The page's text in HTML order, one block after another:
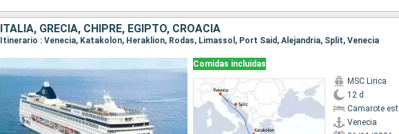
ITALIA, GRECIA, CHIPRE, EGIPTO, CROACIA
Itinerario : Venecia, Katakolon, Heraklion, Rodas, Limassol, Port Said, Alejandria, Split, Venecia
Comidas incluidas
MSC Lirica
12 d
Camarote
Venecia